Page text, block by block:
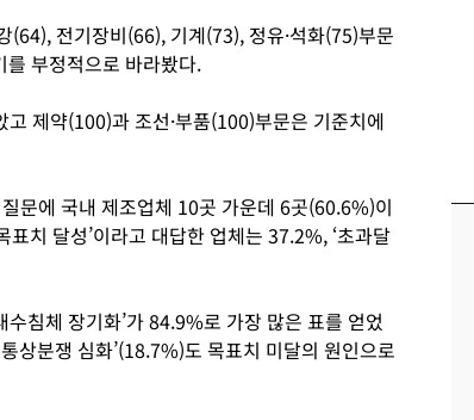
(64), 전기장비(66), 기계(73), 정유·석화(75)부문
부정적으로 바라봤다.
제약(100)과 조선·부품(100)부문은 기준치에
문에 국내 제조업체 10곳 가운데 6곳(60.6%)이
표치 달성’이라고 대답한 업체는 37.2%, ‘초과달
침체 장기화’가 84.9%로 가장 많은 표를 얻었
상분쟁 심화’(18.7%)도 목표치 미달의 원인으로